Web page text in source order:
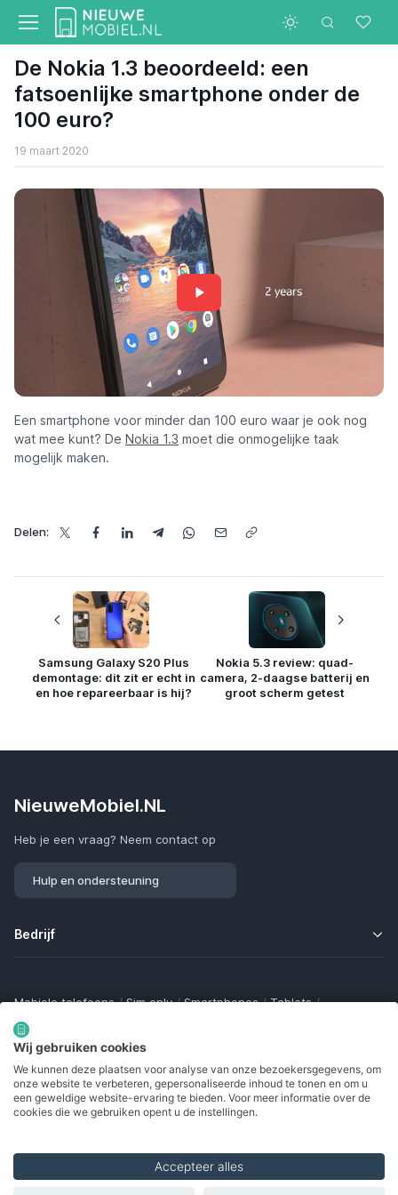
De Nokia 1.3 beoordeeld: een
fatsoenlijke smartphone onder de
100 euro?
19 maart 2020
Een smartphone voor minder dan 100 euro waar je ook nog
wat mee kunt? De Nokia 1.3 moet die onmogelijke taak
mogelijk maken.
Delen:
Samsung Galaxy S20 Plus
demontage: dit zit er echt in
en hoe repareerbaar is hij?
Nokia 5.3 review: quad-
camera, 2-daagse batterij en
groot scherm getest
NieuweMobiel.NL
Heb je een vraag? Neem contact op
Hulp en ondersteuning
Bedrijf
Mobiele telefoons / Sim only / Smartphones / Tablets /
Smartwatches
Bluetooth trackers / Opladers
Samsung Galaxy
Gamingtelefoons / Foldables / Robuuste telefoons /
Seniorentelefoons / Waterdichte telefoons / Refurbished
Wij gebruiken cookies
We kunnen deze plaatsen voor analyse van onze bezoekersgegevens, om
onze website te verbeteren, gepersonaliseerde inhoud te tonen en om u
een geweldige website-ervaring te bieden. Voor meer informatie over de
cookies die we gebruiken opent u de instellingen.
Accepteer alles